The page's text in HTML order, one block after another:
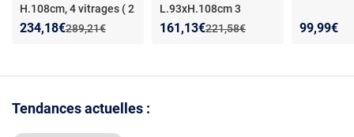
H.108cm, 4 vitrages ( 2
fixe + 2 mobile ) clairs
Ancien prix :
289,21€
Nouveau prix :
234,18€
Réduction de :
L.93xH.108cm 3
carreaux transparents
Ancien prix :
221,58€
Nouveau prix :
161,13€
Réduction de : 99,99€
Tendances actuelles :